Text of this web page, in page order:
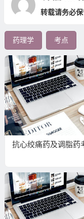
转载请务必保
药理学 考点
抗心绞痛药及调脂药